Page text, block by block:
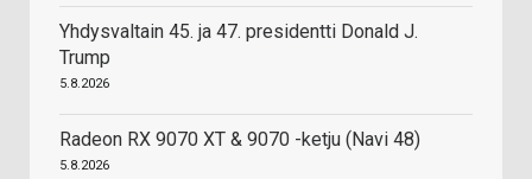
Yhdysvaltain 45. ja 47. presidentti Donald J.
Trump
5.8.2026
Radeon RX 9070 XT & 9070 -ketju (Navi 48)
5.8.2026